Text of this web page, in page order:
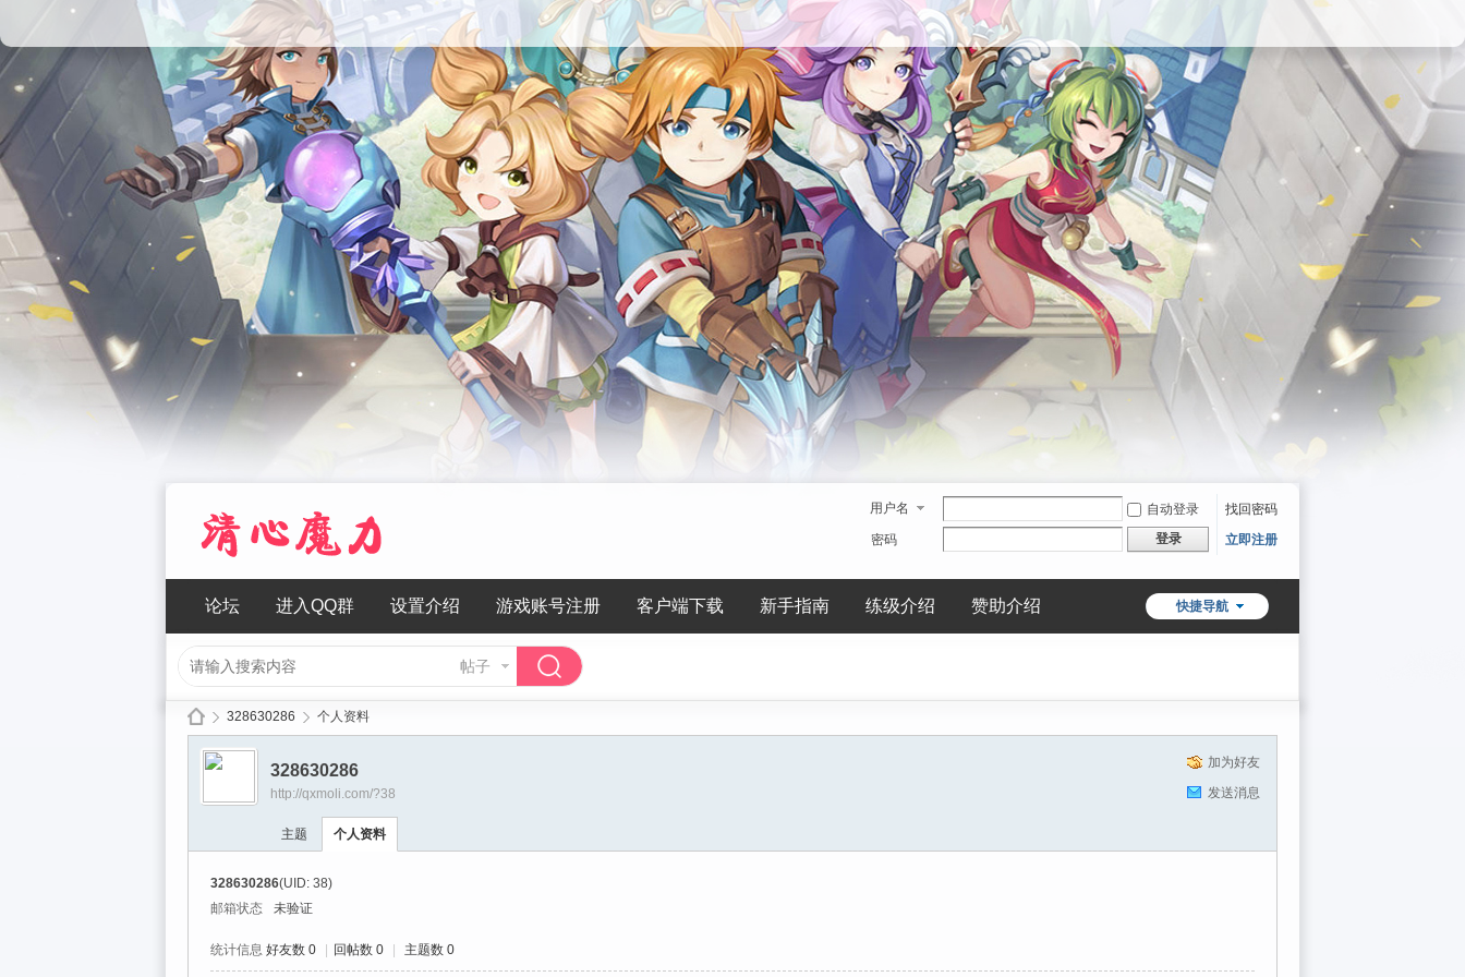
用户名 自动登录
找回密码
密码
登录 立即注册
快捷导航
论坛 进入QQ群 设置介绍 游戏账号注册 客户端下载 新手指南 练级介绍 赞助介绍
帖子
›
328630286 个人资料
加为好友
发送消息
328630286
http://qxmoli.com/?38
主题 个人资料
328630286(UID: 38)
邮箱状态
未验证
统计信息 好友数 0 回帖数 0 主题数 0